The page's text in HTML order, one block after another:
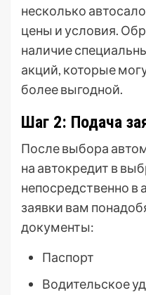
несколько
цены и условия.
наличие
акций, которые
более выгодной.
Шаг 2: Подача
После выбора
на автокредит в
непосредственно в
заявки вам
документы:
Паспорт
Водительское